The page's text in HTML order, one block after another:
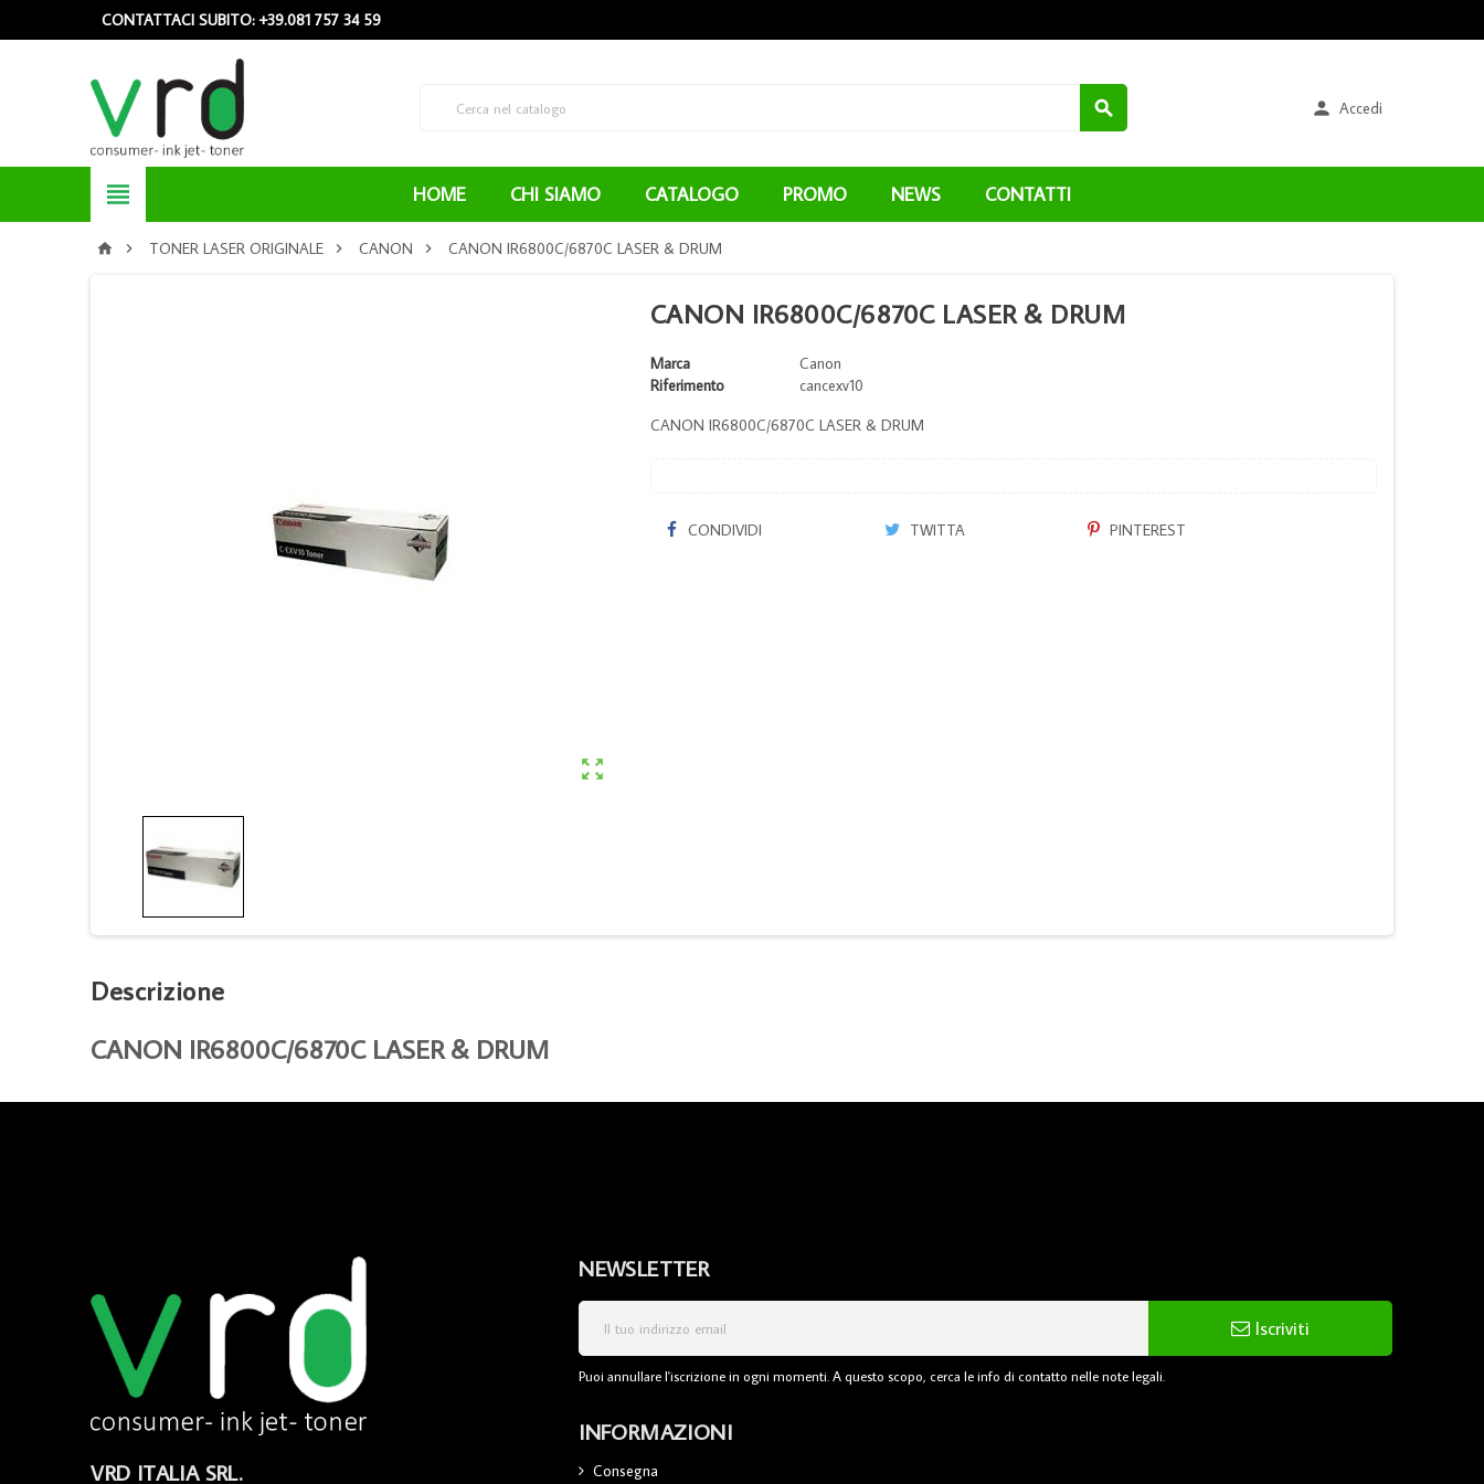
CONTATTACI SUBITO: +39.081 757 34 59
  Accedi
 HOME CHI SIAMO CATALOGO PROMO NEWS CONTATTI
  TONER LASER ORIGINALE  CANON  CANON IR6800C/6870C LASER & DRUM

CANON IR6800C/6870C LASER & DRUM
Marca
Canon
Riferimento
cancexv10
CANON IR6800C/6870C LASER & DRUM
CONDIVIDI TWITTA PINTEREST
Descrizione
CANON IR6800C/6870C LASER & DRUM
VRD ITALIA SRL.
NEWSLETTER
Iscriviti
Puoi annullare l'iscrizione in ogni momenti. A questo scopo, cerca le info di contatto nelle note legali.
INFORMAZIONI
Consegna